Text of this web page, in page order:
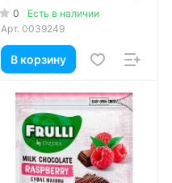
0
Есть в наличии
Арт. 0039249
В корзину